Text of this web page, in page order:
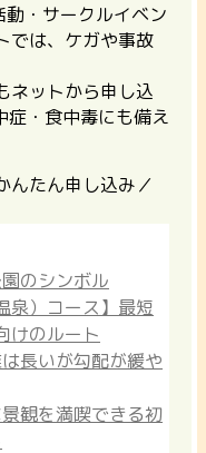
・サークルイベン
では、ケガや事故
ネットから申し込
・食中毒にも備え
んたん申し込み／
のシンボル
泉）コース】最短
けのルート
長いが勾配が緩や
観を満喫できる初